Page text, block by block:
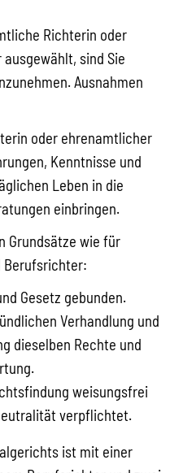
Richterin oder
sind Sie
Ausnahmen
oder ehrenamtlicher
Kenntnisse und
Leben in die
einbringen.
Grundsätze wie für
Berufsrichter:
Gesetz gebunden.
Verhandlung und
dieselben Rechte und
weisungsfrei
verpflichtet.
ist mit einer